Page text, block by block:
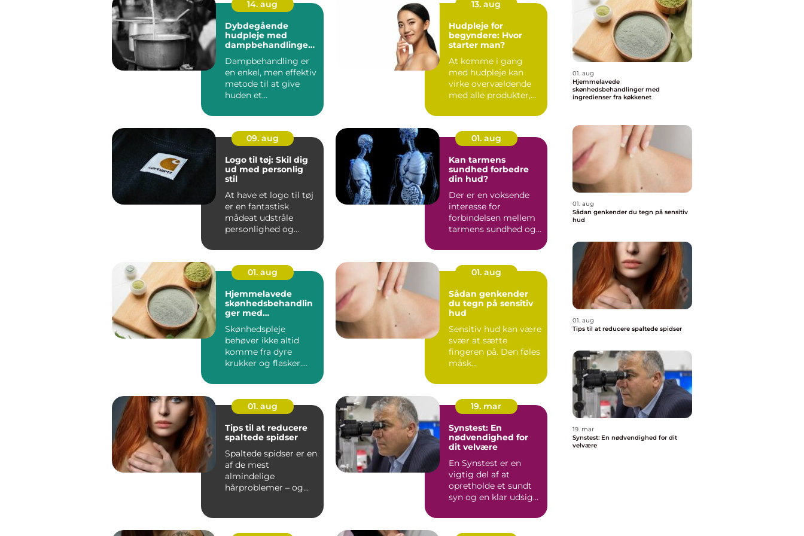
14. aug
Dybdegående
hudpleje med
dampbehandlinger
Dampbehandling er
en enkel, men effektiv
metode til at give
huden et
–...
13. aug
Hudpleje for
begyndere: Hvor
starter man?
At komme i gang
med hudpleje kan
virke overvældende
med alle produkter,
09. aug
Logo til tøj: Skil dig
ud med personlig
stil
At have et logo til tøj
er en fantastisk
mådeat udstråle
personlighed og
01. aug
Kan tarmens
sundhed forbedre
din hud?
Der er en voksende
interesse for
forbindelsen mellem
tarmens sundhed og
m...
01. aug
Hjemmelavede
skønhedsbehandlin
ger med
køkkenet
Skønhedspleje
behøver ikke altid
komme fra dyre
krukker og flasker.
01. aug
Sådan genkender
du tegn på sensitiv
hud
Sensitiv hud kan være
svær at sætte
fingeren på. Den føles
måsk...
01. aug
Tips til at reducere
spaltede spidser
Spaltede spidser er en
af de mest
almindelige
hårproblemer – og
19. mar
Synstest: En
nødvendighed for
dit velvære
En Synstest er en
vigtig del af at
opretholde et sundt
syn og en klar udsigt
01. aug
Hjemmelavede
skønhedsbehandlinger med
ingredienser fra køkkenet
01. aug
Sådan genkender du tegn på sensitiv
hud
01. aug
Tips til at reducere spaltede spidser
19. mar
Synstest: En nødvendighed for dit
velvære